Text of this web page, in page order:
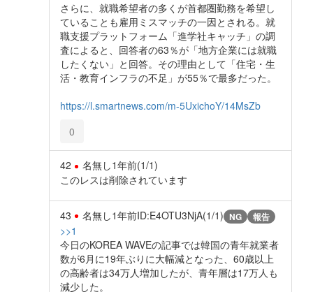
さらに、就職希望者の多くが首都圏勤務を希望し
ていることも雇用ミスマッチの一因とされる。就
職支援プラットフォーム「進学社キャッチ」の調
査によると、回答者の63％が「地方企業には就職
したくない」と回答。その理由として「住宅・生
活・教育インフラの不足」が55％で最多だった。
https://l.smartnews.com/m-5UxichoY/14MsZb
0
42 名無し1年前(1/1)
このレスは削除されています
43 名無し1年前ID:E4OTU3NjA(1/1) NG 報告
>>1
今日のKOREA WAVEの記事では韓国の青年就業者
数が6月に19年ぶりに大幅減となった、60歳以上
の高齢者は34万人増加したが、青年層は17万人も
減少した。